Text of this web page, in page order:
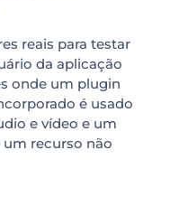
reais para testar
da aplicação
onde um plugin
é usado
e vídeo e um
recurso não